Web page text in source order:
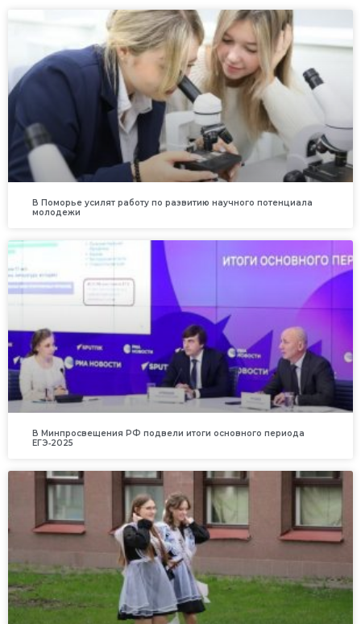
В Поморье усилят работу по развитию научного потенциала
молодежи
В Минпросвещения РФ подвели итоги основного периода
ЕГЭ‑2025